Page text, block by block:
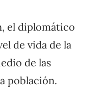
el diplomático
de vida de la
de las
población.